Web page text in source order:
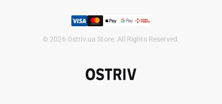
© 2026 Ostriv.ua Store. All Rights Reserved.